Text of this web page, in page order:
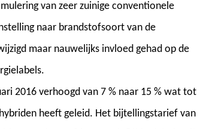
van zeer zuinige conventionele
naar brandstofsoort van de
maar nauwelijks invloed gehad op de
2016 verhoogd van 7 % naar 15 % wat tot
heeft geleid. Het bijtellingstarief van